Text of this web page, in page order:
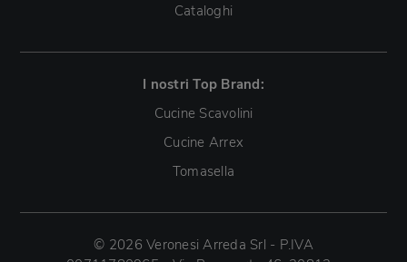
Cataloghi
I nostri Top Brand:
Cucine Scavolini
Cucine Arrex
Tomasella
© 2026 Veronesi Arreda Srl - P.IVA